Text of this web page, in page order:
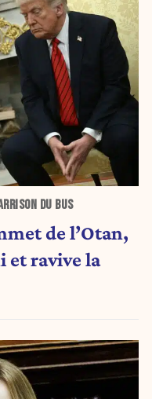
DU BUS
de l’Otan,
ravive la